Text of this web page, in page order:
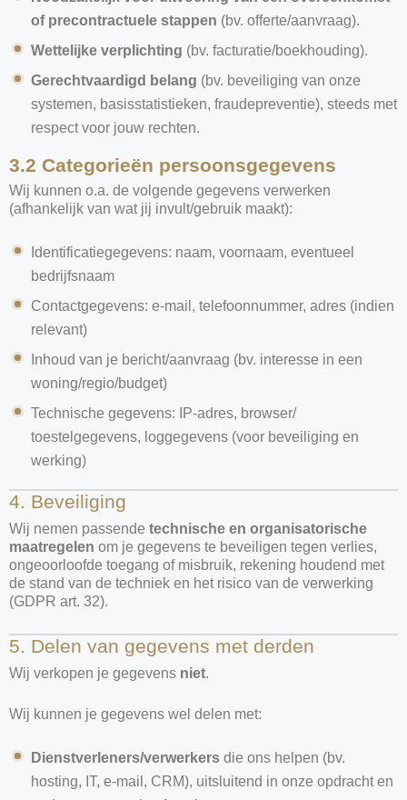
of precontractuele stappen (bv. offerte/aanvraag).
Wettelijke verplichting (bv. facturatie/boekhouding).
Gerechtvaardigd belang (bv. beveiliging van onze
systemen, basisstatistieken, fraudepreventie), steeds met
respect voor jouw rechten.
3.2 Categorieën persoonsgegevens
Wij kunnen o.a. de volgende gegevens verwerken
(afhankelijk van wat jij invult/gebruik maakt):
Identificatiegegevens: naam, voornaam, eventueel
bedrijfsnaam
Contactgegevens: e-mail, telefoonnummer, adres (indien
relevant)
Inhoud van je bericht/aanvraag (bv. interesse in een
woning/regio/budget)
Technische gegevens: IP-adres, browser/
toestelgegevens, loggegevens (voor beveiliging en
werking)
4. Beveiliging
Wij nemen passende technische en organisatorische
maatregelen om je gegevens te beveiligen tegen verlies,
ongeoorloofde toegang of misbruik, rekening houdend met
de stand van de techniek en het risico van de verwerking
(GDPR art. 32).
5. Delen van gegevens met derden
Wij verkopen je gegevens niet.
Wij kunnen je gegevens wel delen met:
Dienstverleners/verwerkers die ons helpen (bv.
hosting, IT, e-mail, CRM), uitsluitend in onze opdracht en